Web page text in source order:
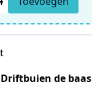
de baas